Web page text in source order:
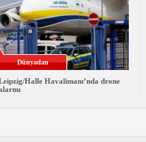
Dünyadan
Halle Havalimanı’nda drone